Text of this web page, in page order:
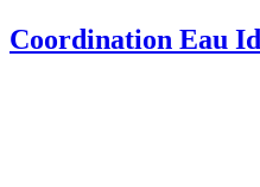
Coordination Eau